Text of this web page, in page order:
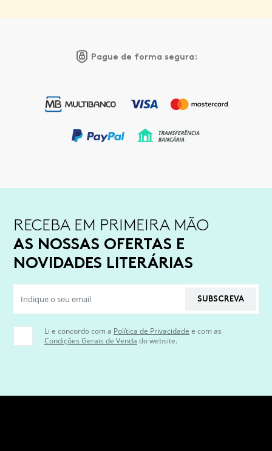
Pague de forma segura:
RECEBA EM PRIMEIRA MÃO
AS NOSSAS OFERTAS E
NOVIDADES LITERÁRIAS
SUBSCREVA
Li e concordo com a Política de Privacidade e com as
Condições Gerais de Venda do website.